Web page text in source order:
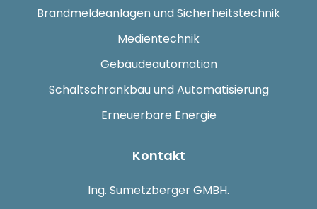
Brandmeldeanlagen und Sicherheitstechnik
Medientechnik
Gebäudeautomation
Schaltschrankbau und Automatisierung
Erneuerbare Energie
Kontakt
Ing. Sumetzberger GMBH.